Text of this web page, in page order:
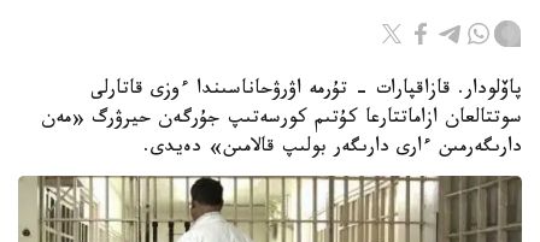
پاۆلودار. قازاقپارات - تۇرمە اۋرۋحاناسىندا ءوزى قاتارلى
سوتتالعان ازاماتتارعا كۇتىم كورسەتىپ جۇرگەن حيرۋرگ «مەن
دارىگەرمىن ءارى دارىگەر بولىپ قالامىن» دەيدى.